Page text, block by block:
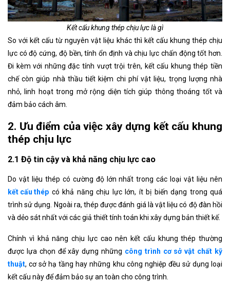
Kết cấu khung thép chịu lực là gì
So với kết cấu từ nguyên vật liệu khác thì kết cấu khung thép chịu
lực có độ cứng, độ bền, tính ổn định và chịu lực chấn động tốt hơn.
Đi kèm với những đặc tính vượt trội trên, kết cấu khung thép tiền
chế còn giúp nhà thầu tiết kiệm chi phí vật liệu, trọng lượng nhà
nhỏ, linh hoạt trong mở rộng diện tích giúp thông thoáng tốt và
đảm bảo cách âm.
2. Ưu điểm của việc xây dựng kết cấu khung
thép chịu lực
2.1 Độ tin cậy và khả năng chịu lực cao
Do vật liệu thép có cường độ lớn nhất trong các loại vật liệu nên
kết cấu thép có khả năng chịu lực lớn, ít bị biến dạng trong quá
trình sử dụng. Ngoài ra, thép được đánh giá là vật liệu có độ đàn hồi
và dẻo sát nhất với các giả thiết tính toán khi xây dựng bản thiết kế.
Chính vì khả năng chịu lực cao nên kết cấu khung thép thường
được lựa chọn để xây dựng những công trình cơ sở vật chất kỹ
thuật, cơ sở hạ tầng hay những khu công nghiệp đều sử dụng loại
kết cấu này để đảm bảo sự an toàn cho công trình.